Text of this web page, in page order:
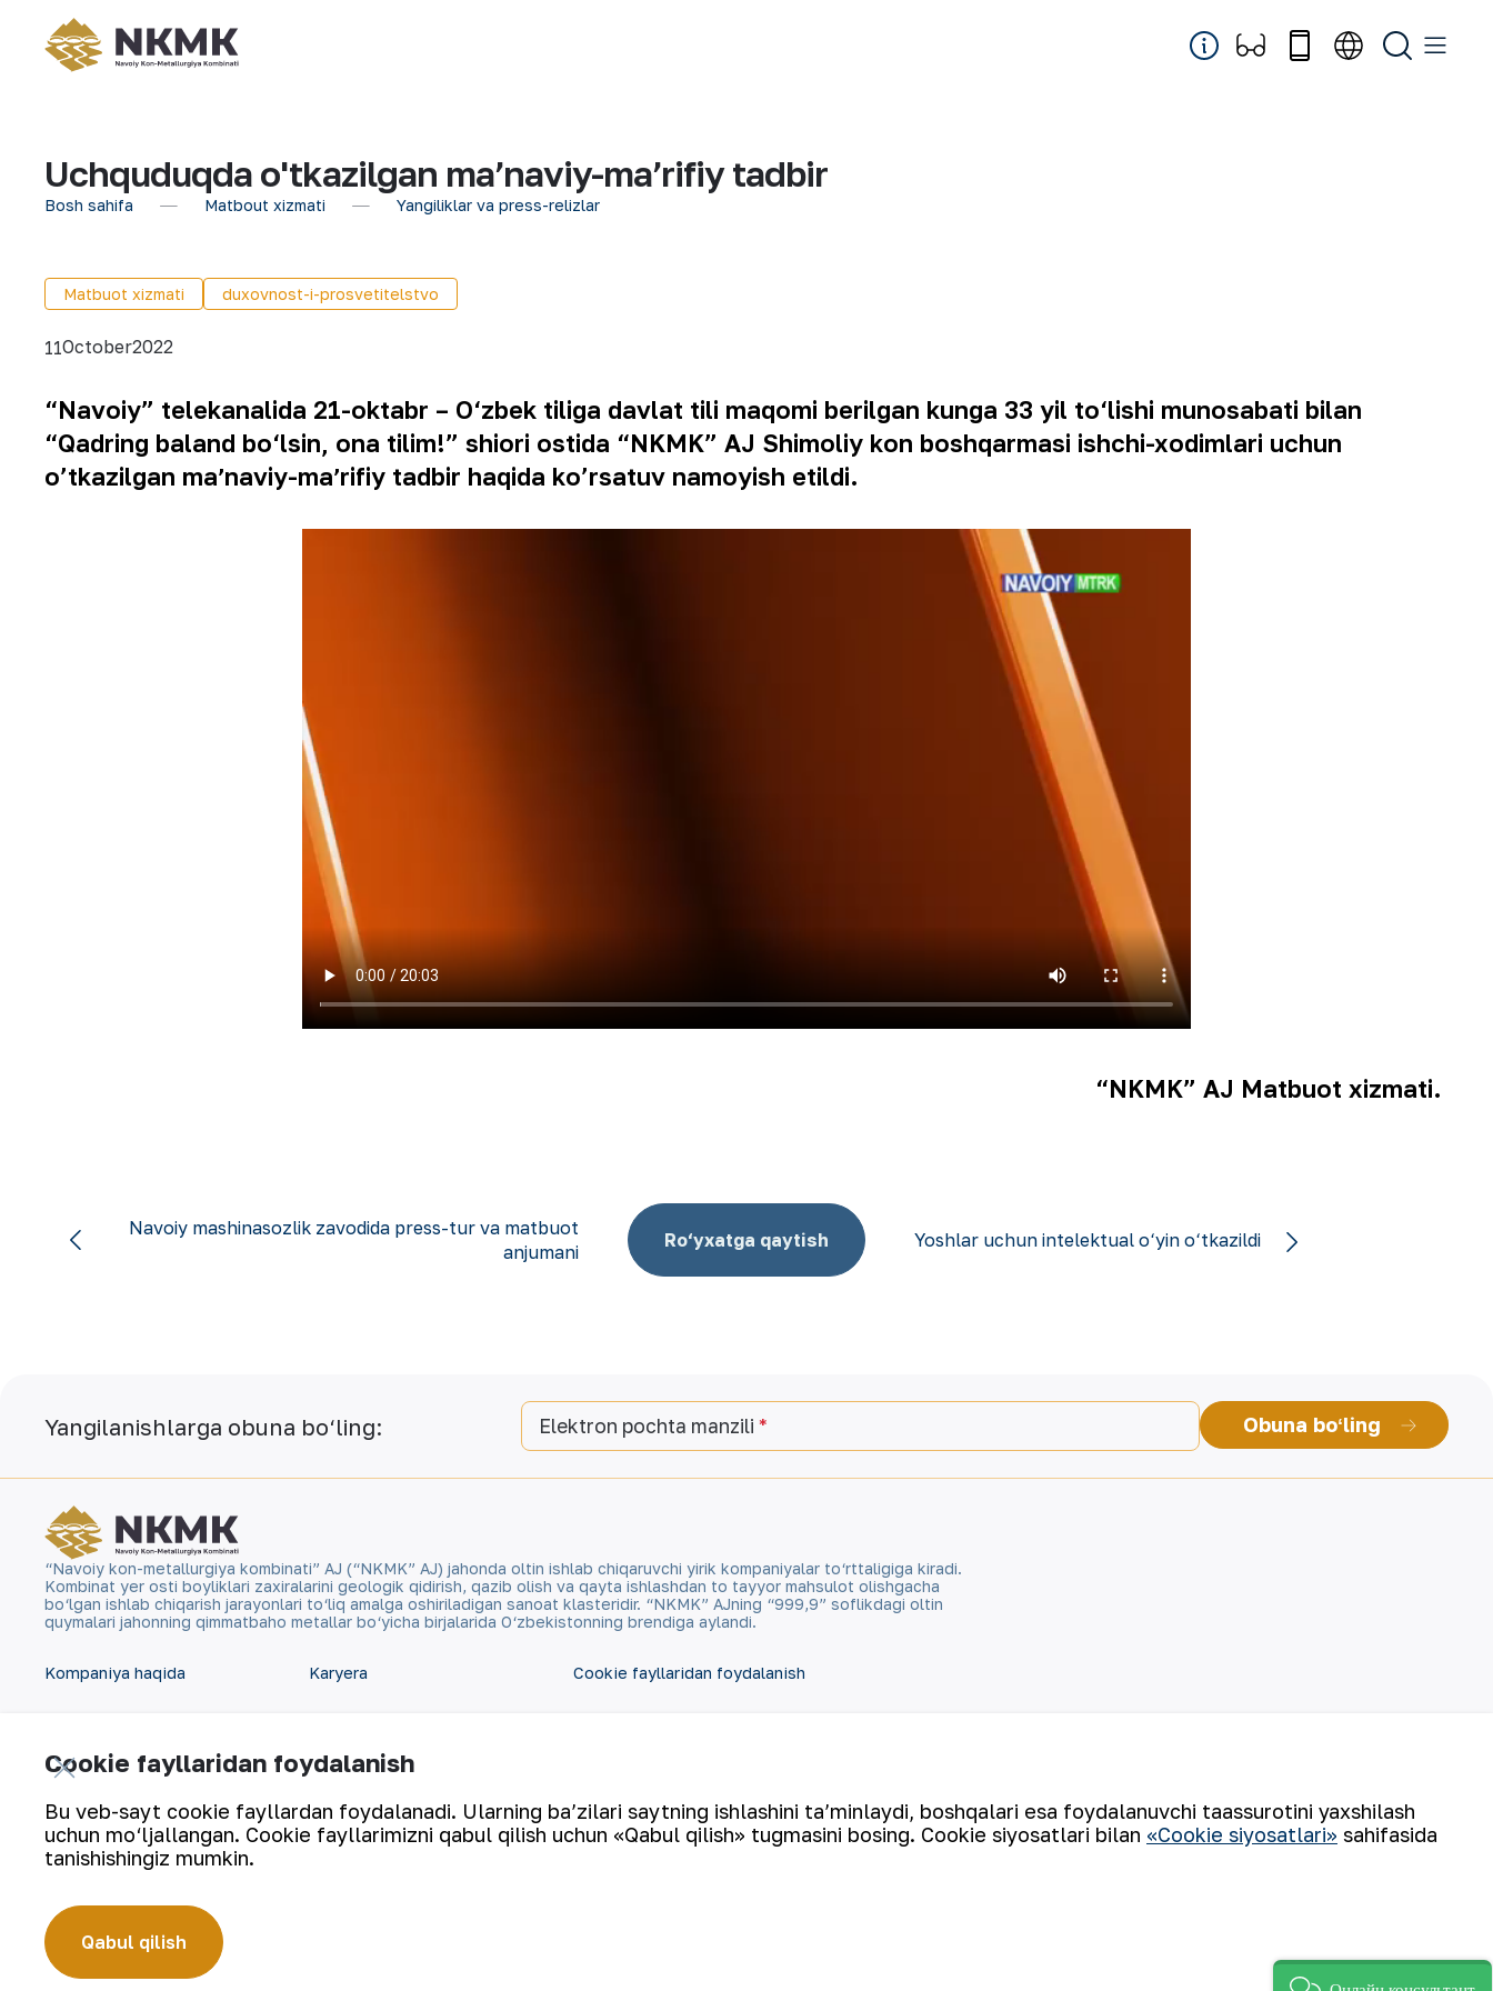
Uchquduqda o'tkazilgan maʼnaviy-maʼrifiy tadbir
Bosh sahifa Matbout xizmati Yangiliklar va press-relizlar
Matbuot xizmati duxovnost-i-prosvetitelstvo
11October2022
“Navoiy” telekanalida 21-oktabr – O‘zbek tiliga davlat tili maqomi berilgan kunga 33 yil to‘lishi munosabati bilan
“Qadring baland bo‘lsin, ona tilim!” shiori ostida “NKMK” AJ Shimoliy kon boshqarmasi ishchi-xodimlari uchun
o’tkazilgan maʼnaviy-maʼrifiy tadbir haqida ko’rsatuv namoyish etildi.
“NKMK” AJ Matbuot xizmati.
Navoiy mashinasozlik zavodida press-tur va matbuot
anjumani
Ro‘yxatga qaytish Yoshlar uchun intelektual o‘yin o‘tkazildi
Yangilanishlarga obuna bo‘ling: Elektron pochta manzili Obuna boʻling
“Navoiy kon-metallurgiya kombinati” AJ (“NKMK” AJ) jahonda oltin ishlab chiqaruvchi yirik kompaniyalar to‘rttaligiga kiradi.
Kombinat yer osti boyliklari zaxiralarini geologik qidirish, qazib olish va qayta ishlashdan to tayyor mahsulot olishgacha
bo‘lgan ishlab chiqarish jarayonlari to‘liq amalga oshiriladigan sanoat klasteridir. “NKMK” AJning “999,9” soflikdagi oltin
quymalari jahonning qimmatbaho metallar bo‘yicha birjalarida O‘zbekistonning brendiga aylandi.
Kompaniya haqida
Barqaror rivojlanish
Investorlarga
Matbout xizmati
Karyera
Aloqalar
Sayt xaritasi
Cookie fayllaridan foydalanish
2026
Cookie fayllaridan foydalanish
Bu veb-sayt cookie fayllardan foydalanadi. Ularning ba’zilari saytning ishlashini ta’minlaydi, boshqalari esa foydalanuvchi taassurotini yaxshilash
uchun mo‘ljallangan. Cookie fayllarimizni qabul qilish uchun «Qabul qilish» tugmasini bosing. Cookie siyosatlari bilan «Cookie siyosatlari» sahifasida
tanishishingiz mumkin.
Qabul qilish